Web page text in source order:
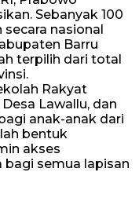
Sebanyak 100
nasional
Barru
terpilih dari total
Rakyat
Lawallu, dan
anak-anak dari
bentuk
akses
bagi semua lapisan